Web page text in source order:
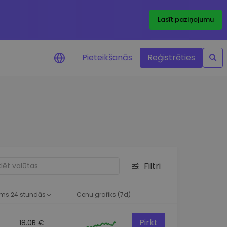
Lasīt paziņojumu
Pieteikšanās Reģistrēties
Filtri
24 stundās Cenu grafiks (7d)
18.0B € Pirkt